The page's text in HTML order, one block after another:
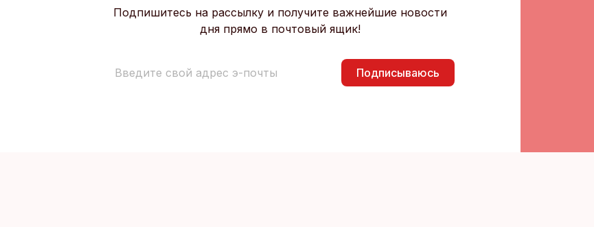
Подпишитесь на рассылку и получите важнейшие новости
дня прямо в почтовый ящик!
Подписываюсь